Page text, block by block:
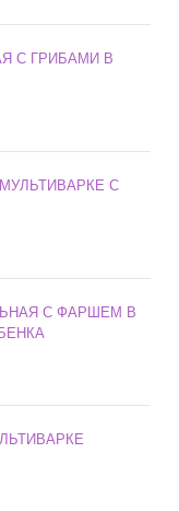
С ГРИБАМИ В
С
С ФАРШЕМ В